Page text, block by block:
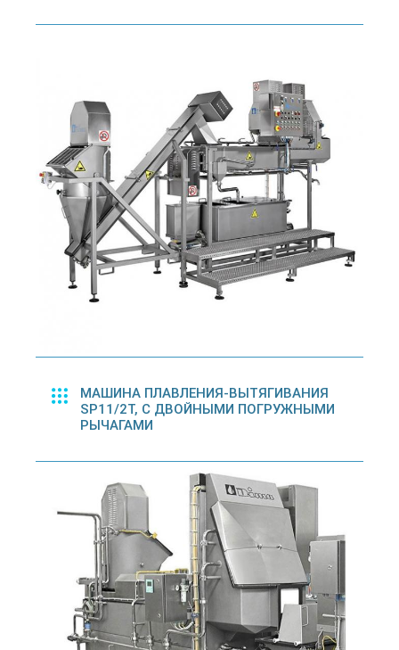
МАШИНА ПЛАВЛЕНИЯ-ВЫТЯГИВАНИЯ
SP11/2T, С ДВОЙНЫМИ ПОГРУЖНЫМИ
РЫЧАГАМИ